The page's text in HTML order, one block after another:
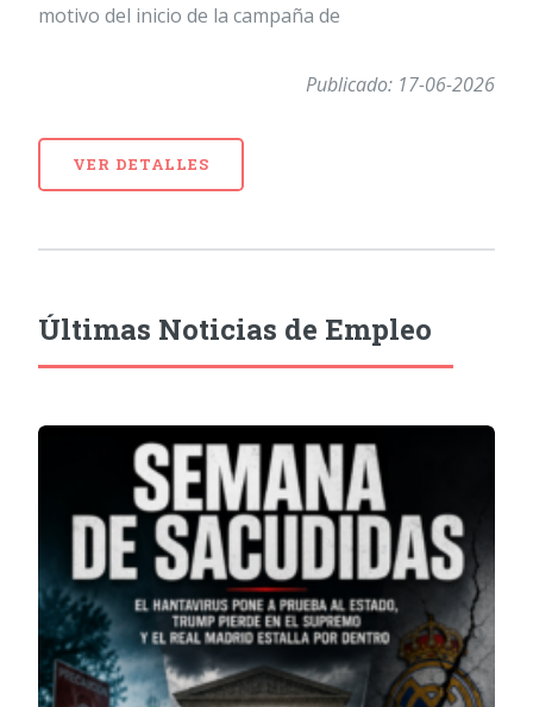
motivo del inicio de la campaña de
Publicado: 17-06-2026
VER DETALLES
Últimas Noticias de Empleo